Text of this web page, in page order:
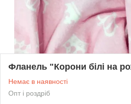
Фланель "Корони білі на
Немає в наявності
Опт і роздріб